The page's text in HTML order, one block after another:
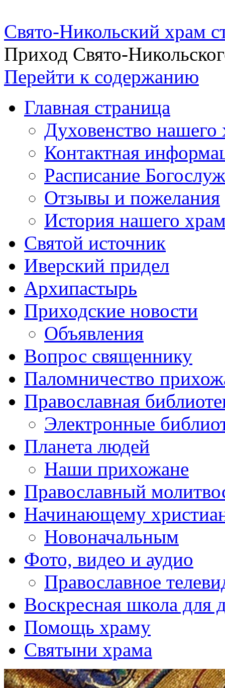
Свято-Никольский храм
Приход Свято-
Перейти к содержанию
Главная страница
Духовенство нашего
Контактная
Расписание
Отзывы и пожелания
История нашего
Святой источник
Иверский придел
Архипастырь
Приходские новости
Объявления
Вопрос священнику
Паломничество
Православная
Электронные
Планета людей
Наши прихожане
Православный
Начинающему
Новоначальным
Фото, видео и аудио
Православное
Воскресная школа для
Помощь храму
Святыни храма